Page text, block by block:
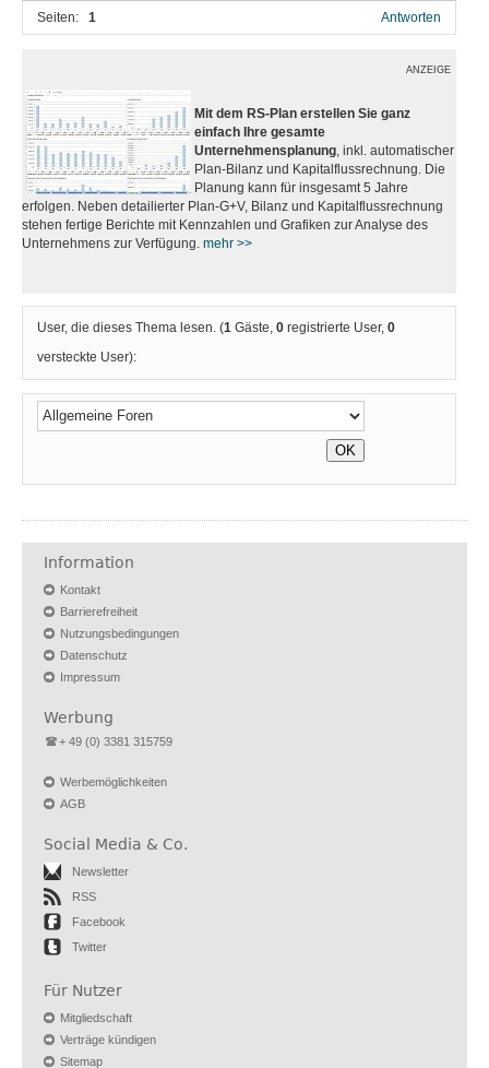
Seiten: 1 Antworten
ANZEIGE
Mit dem RS-Plan erstellen Sie ganz
einfach Ihre gesamte
Unternehmensplanung , inkl. automatischer
Plan-Bilanz und Kapitalflussrechnung. Die
Planung kann für insgesamt 5 Jahre
erfolgen. Neben detailierter Plan-G+V, Bilanz und Kapitalflussrechnung
stehen fertige Berichte mit Kennzahlen und Grafiken zur Analyse des
Unternehmens zur Verfügung. mehr >>
User, die dieses Thema lesen. (1 Gäste,0 registrierte User,0
versteckte User):
Information
Kontakt
Barrierefreiheit
Nutzungsbedingungen
Datenschutz
Impressum
Werbung
+ 49 (0) 3381 315759
Werbemöglichkeiten
AGB
Social Media & Co.
Newsletter
RSS
Facebook
Twitter
Für Nutzer
Mitgliedschaft
Verträge kündigen
Sitemap